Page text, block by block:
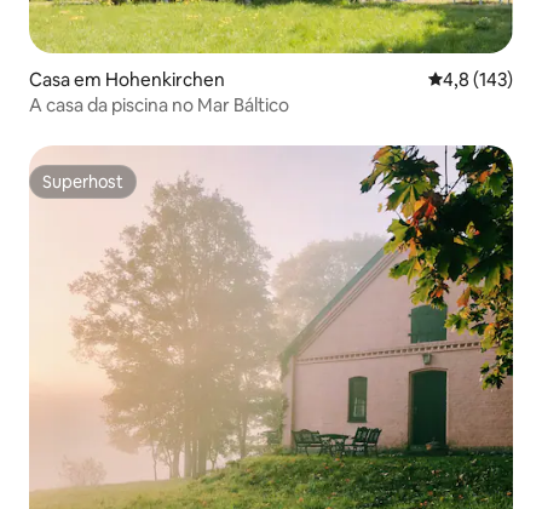
Casa em Hohenkirchen Classificação
4,8 (143)
A casa da piscina no Mar Báltico
Superhost
Superhost